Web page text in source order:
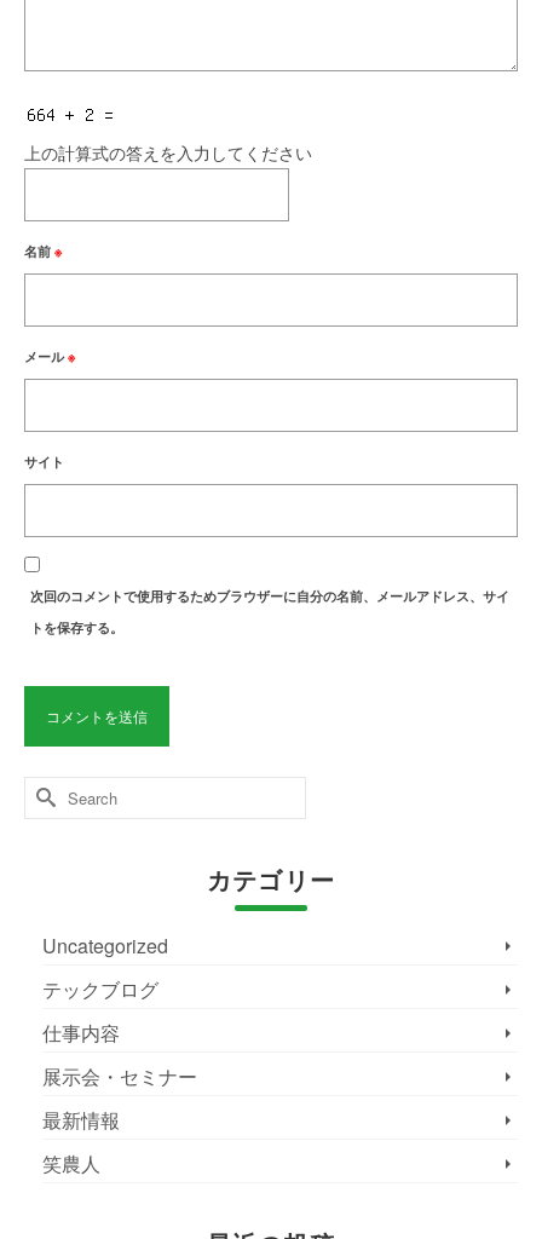
上の計算式の答えを入力してください
名前 ※
メール※
サイト
次回のコメントで使用するためブラウザーに自分の名前、メールアドレス、サイ
トを保存する。
Search
for:
カテゴリー
Uncategorized
テックブログ
仕事内容
展示会・セミナー
最新情報
笑農人